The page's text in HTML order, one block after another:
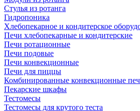
Стулья из ротанга
Гидропоника
Хлебопекарное и кондитерское
Печи хлебопекарные и кондитерские
Печи ротационные
Печи подовые
Печи конвекционные
Печи для пиццы
Комбинированные конвекционные
Пекарские шкафы
Тестомесы
Тестомесы для крутого теста